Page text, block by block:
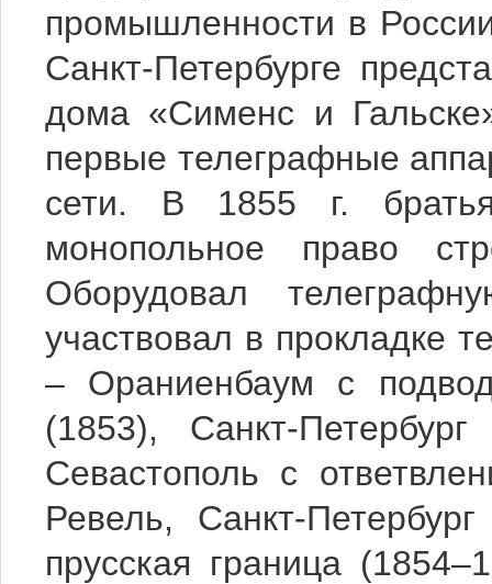
промышленности в
Санкт-Петербурге
дома «Сименс и
первые телеграфные
сети. В 1855 г.
монопольное право
Оборудовал
участвовал в прокладке
– Ораниенбаум с
(1853), Санкт-
Севастополь с
Ревель, Санкт-
прусская граница